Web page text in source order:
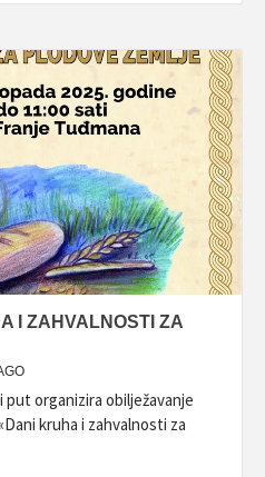
I ZAHVALNOSTI ZA
put organizira obilježavanje
kruha i zahvalnosti za